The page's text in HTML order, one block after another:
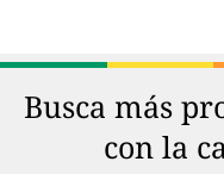
Busca más
con la